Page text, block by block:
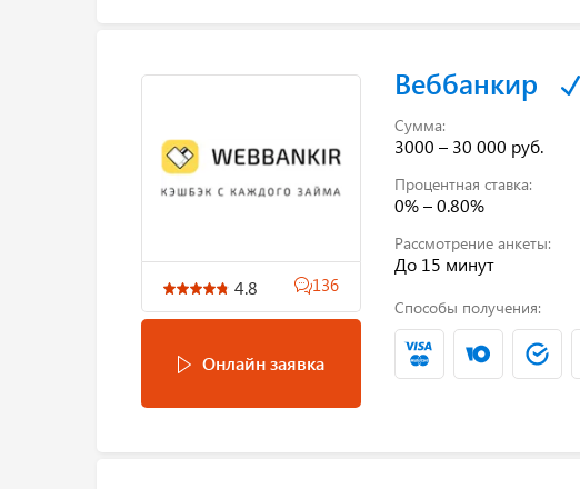
4.8 136
Онлайн заявка
Веббанкир
Сумма:
3000 – 30 000 руб.
Процентная ставка:
0% – 0.80%
Рассмотрение анкеты:
До 15 минут
Способы получения: